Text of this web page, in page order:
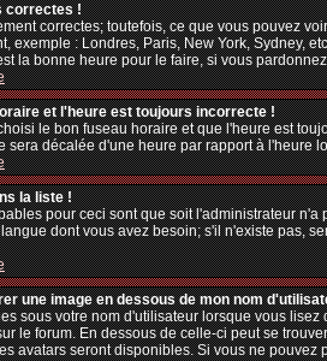
correctes !
correctes; toutefois, ce que vous pouvez
exemple : Londres, Paris, New York, Sydney,
la bonne heure pour le faire, si vous
et l'heure est toujours incorrecte !
le bon fuseau horaire et que l'heure est
sera décalée d'une heure par rapport à l'heure
la liste !
pour ceci sont que soit l'administrateur
dont vous avez besoin; s'il n'existe pas,
une image en dessous de mon nom
sous votre nom d'utilisateur lorsque vous
le forum. En dessous de celle-ci peut se
avatars seront disponibles. Si vous ne